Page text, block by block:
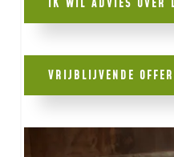
IK WIL ADVIES OVER
VRIJBLIJVENDE